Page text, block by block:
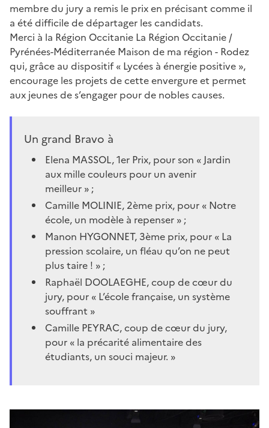
membre du jury a remis le prix en précisant comme il
a été difficile de départager les candidats.
Merci à la Région Occitanie La Région Occitanie /
Pyrénées-Méditerranée Maison de ma région - Rodez
qui, grâce au dispositif « Lycées à énergie positive »,
encourage les projets de cette envergure et permet
aux jeunes de s’engager pour de nobles causes.
Un grand Bravo à
Elena MASSOL, 1er Prix, pour son « Jardin
aux mille couleurs pour un avenir
meilleur » ;
Camille MOLINIE, 2ème prix, pour « Notre
école, un modèle à repenser » ;
Manon HYGONNET, 3ème prix, pour « La
pression scolaire, un fléau qu’on ne peut
plus taire ! » ;
Raphaël DOOLAEGHE, coup de cœur du
jury, pour « L’école française, un système
souffrant »
Camille PEYRAC, coup de cœur du jury,
pour « la précarité alimentaire des
étudiants, un souci majeur. »